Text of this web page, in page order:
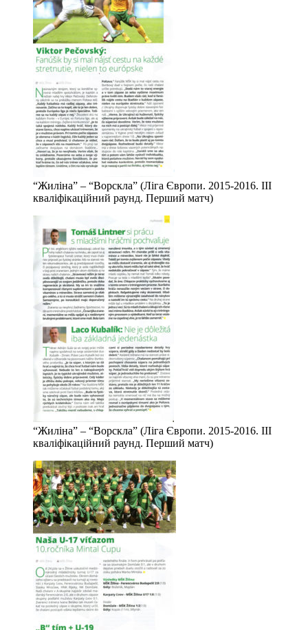
“Жиліна” – “Ворскла” (Ліга Європи. 2015-2016. ІІІ
кваліфікаційний раунд. Перший матч)
“Жиліна” – “Ворскла” (Ліга Європи. 2015-2016. ІІІ
кваліфікаційний раунд. Перший матч)